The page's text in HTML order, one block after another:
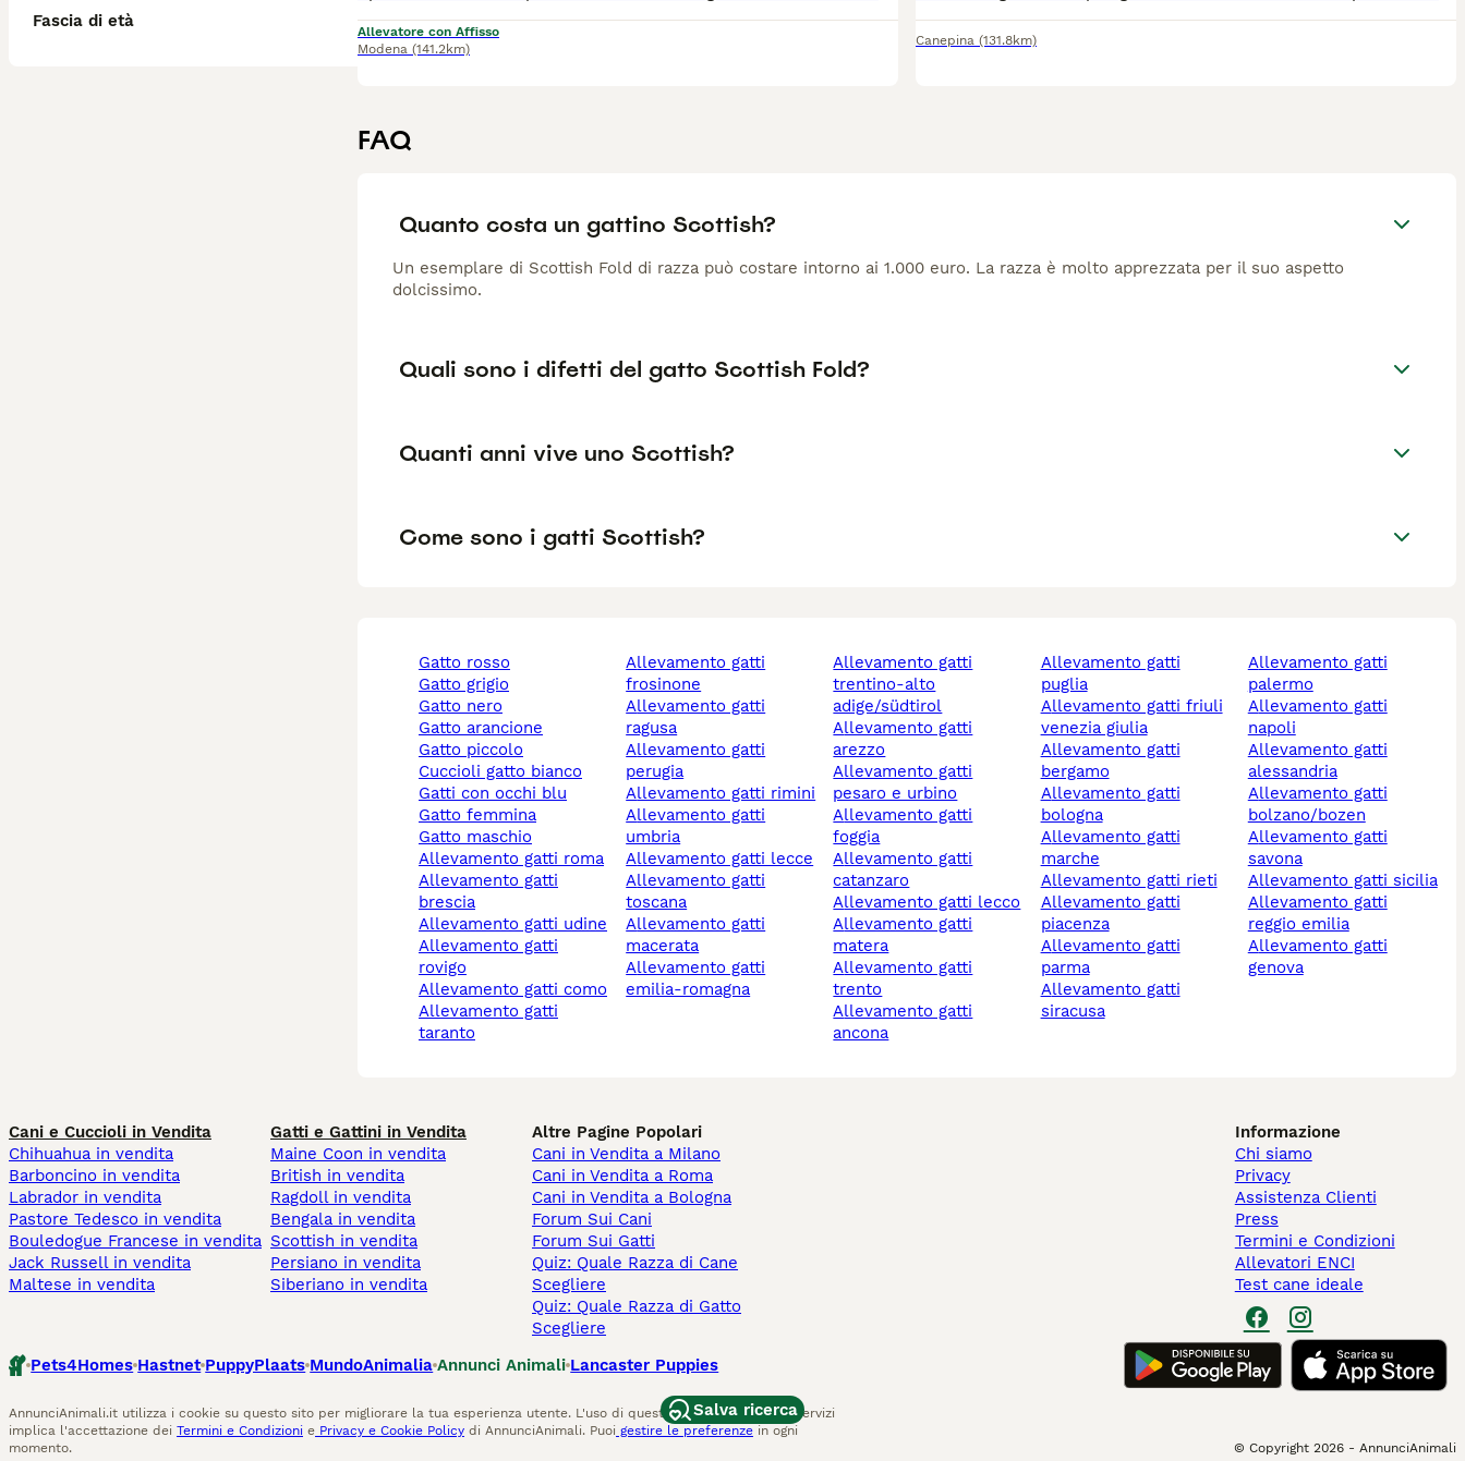
Fascia di età
Allevatore con Affisso
Modena (141.2km)
Canepina (131.8km)
FAQ
Quanto costa un gattino Scottish?
Un esemplare di Scottish Fold di razza può costare intorno ai 1.000 euro. La razza è molto apprezzata per il suo aspetto
dolcissimo.
Quali sono i difetti del gatto Scottish Fold?
Quanti anni vive uno Scottish?
Come sono i gatti Scottish?
gatto rosso
gatto grigio
gatto nero
gatto arancione
gatto piccolo
cuccioli gatto bianco
gatti con occhi blu
gatto femmina
gatto maschio
allevamento gatti roma
allevamento gatti
brescia
allevamento gatti udine
allevamento gatti
rovigo
allevamento gatti como
allevamento gatti
taranto
allevamento gatti
frosinone
allevamento gatti
ragusa
allevamento gatti
perugia
allevamento gatti rimini
allevamento gatti
umbria
allevamento gatti lecce
allevamento gatti
toscana
allevamento gatti
macerata
allevamento gatti
emilia-romagna
allevamento gatti
trentino-alto
adige/südtirol
allevamento gatti
arezzo
allevamento gatti
pesaro e urbino
allevamento gatti
foggia
allevamento gatti
catanzaro
allevamento gatti lecco
allevamento gatti
matera
allevamento gatti
trento
allevamento gatti
ancona
allevamento gatti
puglia
allevamento gatti friuli
venezia giulia
allevamento gatti
bergamo
allevamento gatti
bologna
allevamento gatti
marche
allevamento gatti rieti
allevamento gatti
piacenza
allevamento gatti
parma
allevamento gatti
siracusa
allevamento gatti
palermo
allevamento gatti
napoli
allevamento gatti
alessandria
allevamento gatti
bolzano/bozen
allevamento gatti
savona
allevamento gatti sicilia
allevamento gatti
reggio emilia
allevamento gatti
genova
Salva ricerca
Cani e Cuccioli in Vendita
Chihuahua in vendita
Barboncino in vendita
Labrador in vendita
Pastore Tedesco in vendita
Bouledogue Francese in vendita
Jack Russell in vendita
Maltese in vendita
Gatti e Gattini in Vendita
Maine Coon in vendita
British in vendita
Ragdoll in vendita
Bengala in vendita
Scottish in vendita
Persiano in vendita
Siberiano in vendita
Altre Pagine Popolari
Cani in Vendita a Milano
Cani in Vendita a Roma
Cani in Vendita a Bologna
Forum Sui Cani
Forum Sui Gatti
Quiz: Quale Razza di Cane
Scegliere
Quiz: Quale Razza di Gatto
Scegliere
Informazione
Chi siamo
Privacy
Assistenza Clienti
Press
Termini e Condizioni
Allevatori ENCI
Test cane ideale
Pets4Homes Hastnet PuppyPlaats MundoAnimalia Annunci Animali Lancaster Puppies
AnnunciAnimali.it utilizza i cookie su questo sito per migliorare la tua esperienza utente. L'uso di questo sito Web e di altri servizi
implica l'accettazione dei Termini e Condizioni e Privacy e Cookie Policy di AnnunciAnimali. Puoi gestire le preferenze in ogni
momento.
© Copyright 2026 - AnnunciAnimali